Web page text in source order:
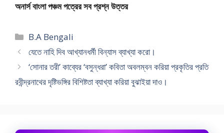
অনার্স বাংলা পঞ্চম পত্রের সব প্রশ্ন উত্তর
Categories
B.A Bengali
যেতে নাহি দিব আখ্যানধর্মী বিন্যাস ব্যাখ্যা করো।
‘সোনার তরী’ কাব্যের ‘বসুন্ধরা’ কবিতা অবলম্বন করিয়া প্রকৃতির প্রতি
রবীন্দ্রনাথের দৃষ্টিভঙ্গির বিশিষ্টতা ব্যাখ্যা করিয়া বুঝাইয়া দাও।